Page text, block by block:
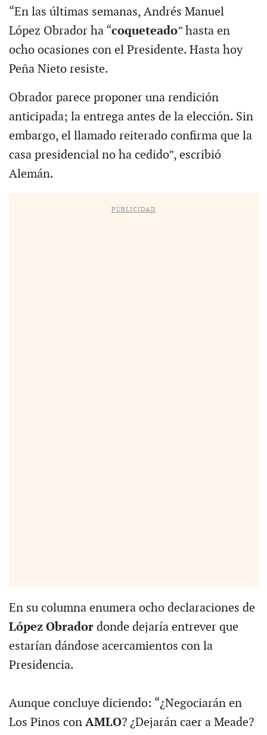
“En las últimas semanas, Andrés Manuel
López Obrador ha “coqueteado” hasta en
ocho ocasiones con el Presidente. Hasta hoy
Peña Nieto resiste.
Obrador parece proponer una rendición
anticipada; la entrega antes de la elección. Sin
embargo, el llamado reiterado confirma que la
casa presidencial no ha cedido”, escribió
Alemán.
PUBLICIDAD
En su columna enumera ocho declaraciones de
López Obrador donde dejaría entrever que
estarían dándose acercamientos con la
Presidencia.
Aunque concluye diciendo: “¿Negociarán en
Los Pinos con AMLO? ¿Dejarán caer a Meade?